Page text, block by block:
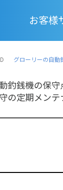
お客様
グローリーの自動
釣銭機の保守
の定期メンテ